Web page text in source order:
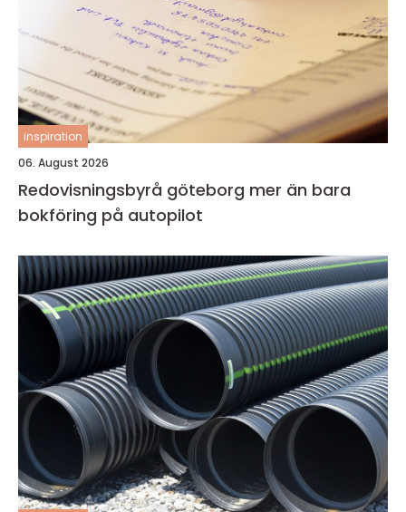
inspiration
06. August 2026
Redovisningsbyrå göteborg mer än bara
bokföring på autopilot